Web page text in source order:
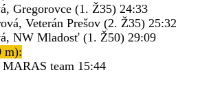
Gregorovce (1. Ž35) 24:33
Veterán Prešov (2. Ž35) 25:32
NW Mladosť (1. Ž50) 29:09
m):
team 15:44